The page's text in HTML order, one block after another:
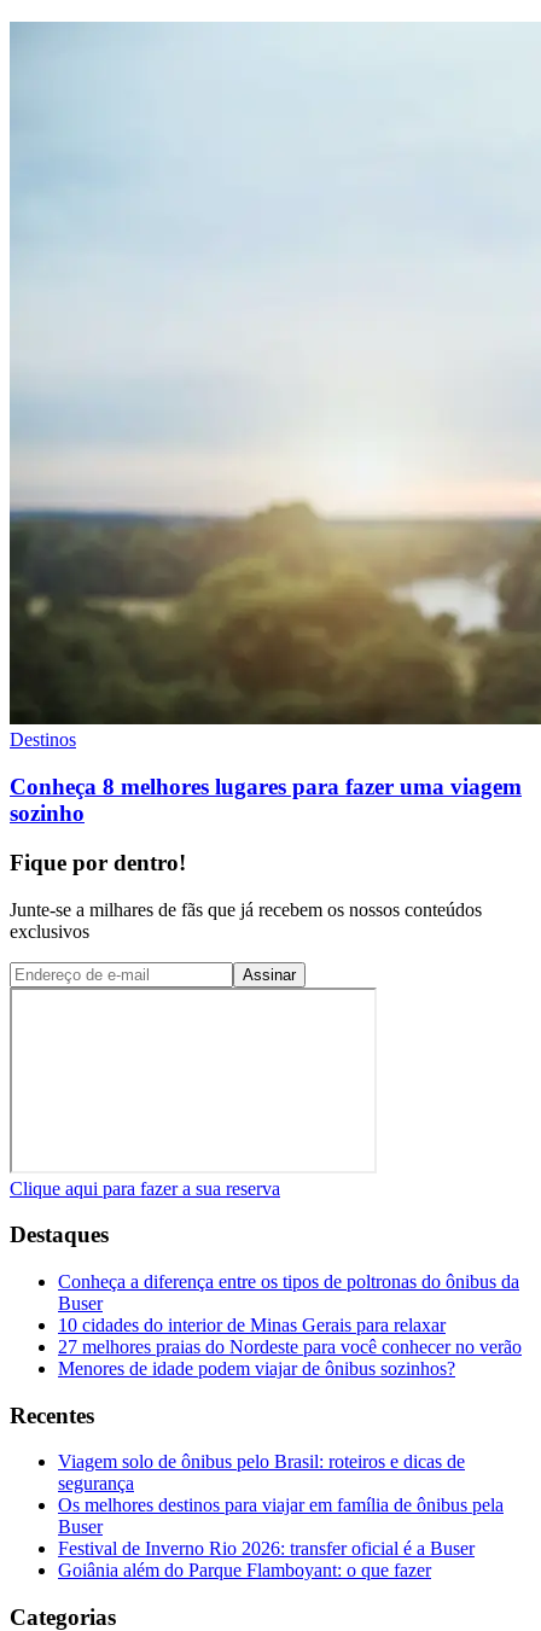
Destinos
Conheça 8 melhores lugares para fazer uma viagem
sozinho
Fique por dentro!
Junte-se a milhares de fãs que já recebem os nossos conteúdos
exclusivos
Assinar
Clique aqui para fazer a sua reserva
Destaques
Conheça a diferença entre os tipos de poltronas do ônibus da
Buser
10 cidades do interior de Minas Gerais para relaxar
27 melhores praias do Nordeste para você conhecer no verão
Menores de idade podem viajar de ônibus sozinhos?
Recentes
Viagem solo de ônibus pelo Brasil: roteiros e dicas de
segurança
Os melhores destinos para viajar em família de ônibus pela
Buser
Festival de Inverno Rio 2026: transfer oficial é a Buser
Goiânia além do Parque Flamboyant: o que fazer
Categorias